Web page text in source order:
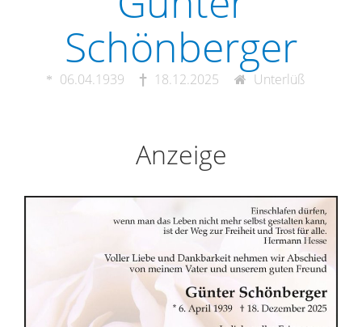
Schönberger
06.04.1939 18.12.2025 Unterlüß
Anzeige